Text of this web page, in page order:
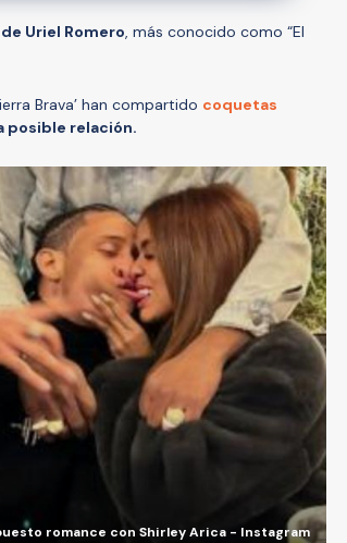
Uriel Romero, más conocido como “El
Brava’ han compartido coquetas
posible relación.
romance con Shirley Arica - Instagram